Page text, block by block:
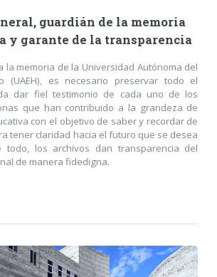
guardián de la memoria
y garante de la transparencia
la memoria de la Universidad Autónoma del
(UAEH), es necesario preservar todo el
dar fiel testimonio de cada uno de los
que han contribuido a la grandeza de
con el objetivo de saber y recordar de
tener claridad hacia el futuro que se desea
todo, los archivos dan transparencia del
de manera fidedigna.